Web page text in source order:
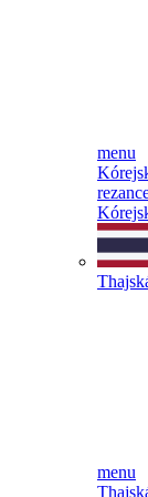
menu
menu